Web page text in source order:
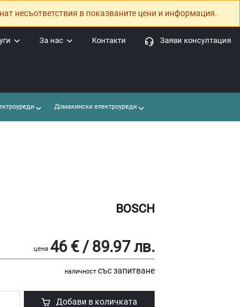
несъответствия в показваните цени и информация.
Заяви консултация
Контакти
За нас
Домакински електроуреди
BOSCH
цена 46 € / 89.97 лв.
наличност със запитване
Добави в количката